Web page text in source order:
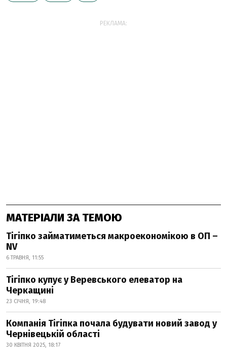
РЕКЛАМА:
МАТЕРІАЛИ ЗА ТЕМОЮ
Тігіпко займатиметься макроекономікою в ОП –
NV
6 ТРАВНЯ, 11:55
Тігіпко купує у Веревського елеватор на
Черкащині
23 СІЧНЯ, 19:48
Компанія Тігіпка почала будувати новий завод у
Чернівецькій області
30 КВІТНЯ 2025, 18:17